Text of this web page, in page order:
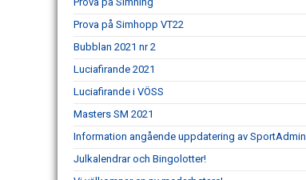
Prova på Simhopp VT22
Bubblan 2021 nr 2
Luciafirande 2021
Luciafirande i VÖSS
Masters SM 2021
Information angående uppdatering av SportAdmin
Julkalendrar och Bingolotter!